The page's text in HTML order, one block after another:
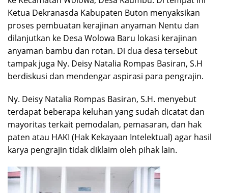
Ketua Dekranasda Kabupaten Buton menyaksikan
proses pembuatan kerajinan anyaman Nentu dan
dilanjutkan ke Desa Wolowa Baru lokasi kerajinan
anyaman bambu dan rotan. Di dua desa tersebut
tampak juga Ny. Deisy Natalia Rompas Basiran, S.H
berdiskusi dan mendengar aspirasi para pengrajin.
Ny. Deisy Natalia Rompas Basiran, S.H. menyebut
terdapat beberapa keluhan yang sudah dicatat dan
mayoritas terkait pemodalan, pemasaran, dan hak
paten atau HAKI (Hak Kekayaan Intelektual) agar hasil
karya pengrajin tidak diklaim oleh pihak lain.